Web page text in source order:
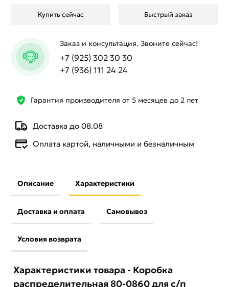
Гарантия производителя от 5 месяцев до 2 лет
Доставка до 08.08
Оплата картой, наличными и безналичным
Купить сейчас Быстрый заказ
Заказ и консультация. Звоните сейчас!
+7 (925) 302 30 30
+7 (936) 111 24 24
Описание Характеристики
Доставка и оплата Самовывоз
Условия возврата
Характеристики товара - Коробка
распределительная 80-0860 для с/п